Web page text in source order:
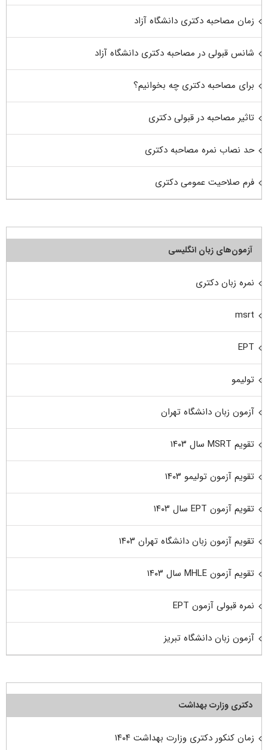
زمان مصاحبه دکتری دانشگاه آزاد
شانس قبولی در مصاحبه دکتری دانشگاه آزاد
برای مصاحبه دکتری چه بخوانیم؟
تاثیر مصاحبه در قبولی دکتری
حد نصاب نمره مصاحبه دکتری
فرم صلاحیت عمومی دکتری
آزمون‌های زبان انگلیسی
نمره زبان دکتری
msrt
EPT
تولیمو
آزمون زبان دانشگاه تهران
تقویم MSRT سال ۱۴۰۳
تقویم آزمون تولیمو ۱۴۰۳
تقویم آزمون EPT سال ۱۴۰۳
تقویم آزمون زبان دانشگاه تهران ۱۴۰۳
تقویم آزمون MHLE سال ۱۴۰۳
نمره قبولی آزمون EPT
آزمون زبان دانشگاه تبریز
دکتری وزارت بهداشت
زمان کنکور دکتری وزارت بهداشت ۱۴۰۴